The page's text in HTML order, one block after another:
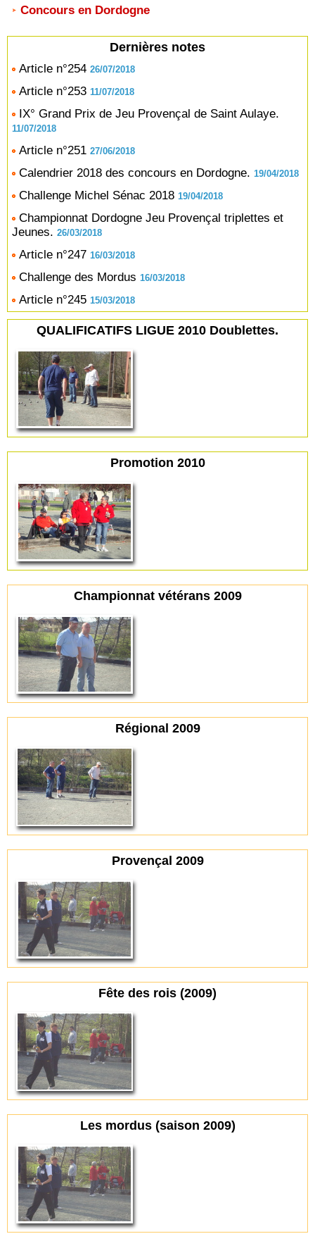
Concours en Dordogne
Dernières notes
Article n°254 26/07/2018
Article n°253 11/07/2018
IX° Grand Prix de Jeu Provençal de Saint Aulaye.
11/07/2018
Article n°251 27/06/2018
Calendrier 2018 des concours en Dordogne. 19/04/2018
Challenge Michel Sénac 2018 19/04/2018
Championnat Dordogne Jeu Provençal triplettes et
Jeunes. 26/03/2018
Article n°247 16/03/2018
Challenge des Mordus 16/03/2018
Article n°245 15/03/2018
QUALIFICATIFS LIGUE 2010 Doublettes.
Promotion 2010
Championnat vétérans 2009
Régional 2009
Provençal 2009
Fête des rois (2009)
Les mordus (saison 2009)